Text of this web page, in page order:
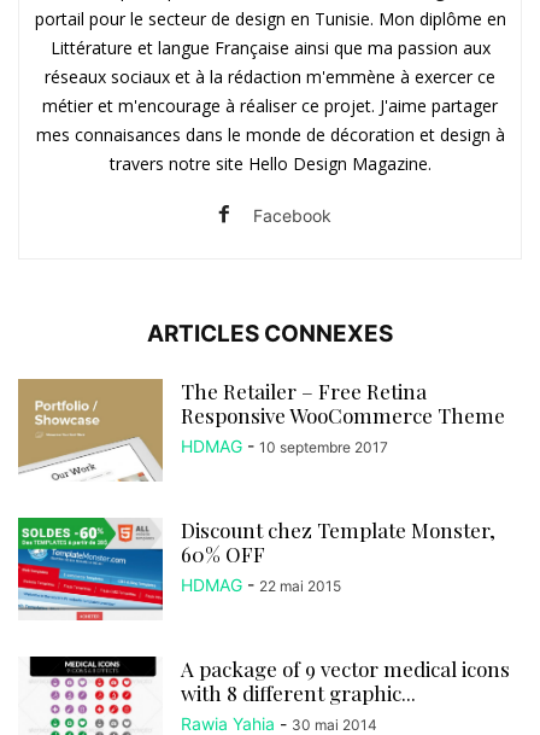
portail pour le secteur de design en Tunisie. Mon diplôme en
Littérature et langue Française ainsi que ma passion aux
réseaux sociaux et à la rédaction m'emmène à exercer ce
métier et m'encourage à réaliser ce projet. J'aime partager
mes connaisances dans le monde de décoration et design à
travers notre site Hello Design Magazine.
Facebook
ARTICLES CONNEXES
The Retailer – Free Retina
Responsive WooCommerce Theme
HDMAG - 10 septembre 2017
Discount chez Template Monster,
60% OFF
HDMAG - 22 mai 2015
A package of 9 vector medical icons
with 8 different graphic...
Rawia Yahia - 30 mai 2014